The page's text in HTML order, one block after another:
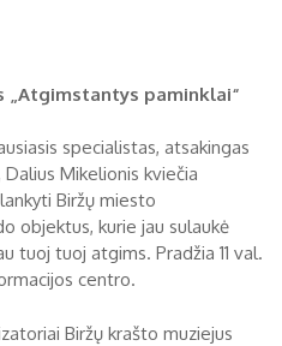
„Atgimstantys paminklai“
specialistas, atsakingas
Mikelionis kviečia
Biržų miesto
objektus, kurie jau sulaukė
tuoj tuoj atgims. Pradžia 11 val.
centro.
Biržų krašto muziejus